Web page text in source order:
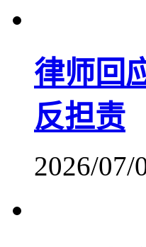
律师回
反担责
2026/07/